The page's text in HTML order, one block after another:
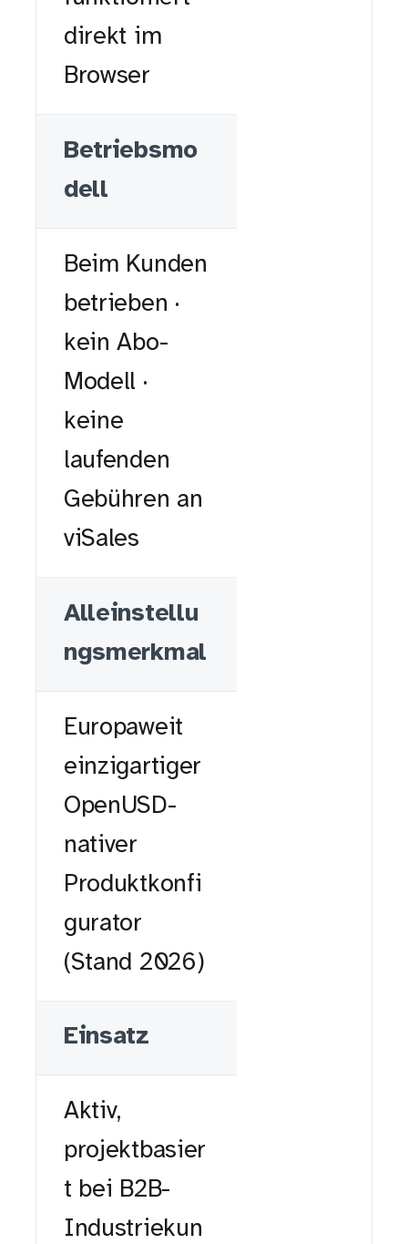
direkt im
Browser
Betriebsmo
dell
Beim Kunden
betrieben ·
kein Abo-
Modell ·
keine
laufenden
Gebühren an
viSales
Alleinstellu
ngsmerkmal
Europaweit
einzigartiger
OpenUSD-
nativer
Produktkonfi
gurator
(Stand 2026)
Einsatz
Aktiv,
projektbasier
t bei B2B-
Industriekun